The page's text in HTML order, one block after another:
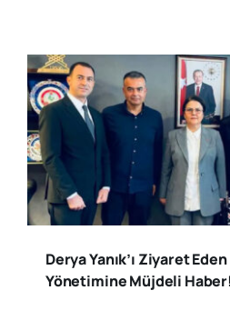
Derya Yanık’ı Ziyaret
Yönetimine Müjdeli Haber!